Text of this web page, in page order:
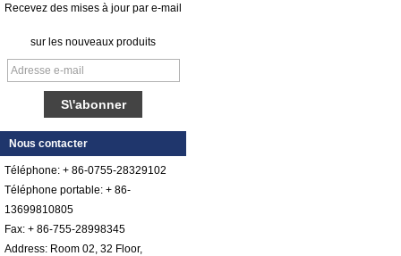
Recevez des mises à jour par e-mail
sur les nouveaux produits
Nous contacter
Téléphone: + 86-0755-28329102
Téléphone portable: + 86-
13699810805
Fax: + 86-755-28998345
Address: Room 02, 32 Floor,
Feuille de plastique
renforcée par fibre
gel lisse
Feuille de galet de
FRP en plastique
gel coloré par
couleur